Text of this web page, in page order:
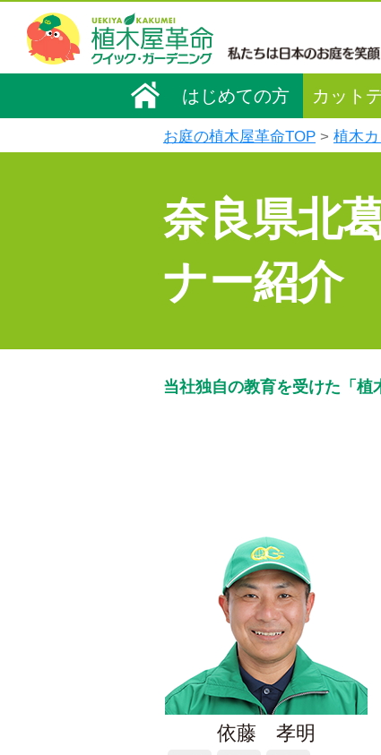
はじめての方 カット
お庭の植木屋革命TOP 植木
奈良県北
ナー紹介
当社独自の教育を受けた「植
依藤 孝明